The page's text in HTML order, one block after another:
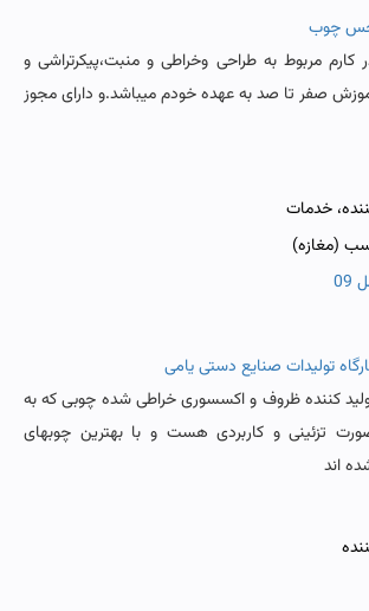
چوب
کارم مربوط به طراحی وخراطی و منبت،پیکرتراشی و
صفر تا صد به عهده خودم میباشد.و دارای مجوز
خدمات
(مغازه)
تولیدات صنایع دستی یامی
کننده ظروف و اکسسوری خراطی شده چوبی که به
تزئینی و کاربردی هست و با بهترین چوبهای
اند